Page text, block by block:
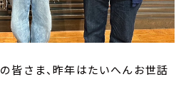
皆さま、昨年はたいへんお世話